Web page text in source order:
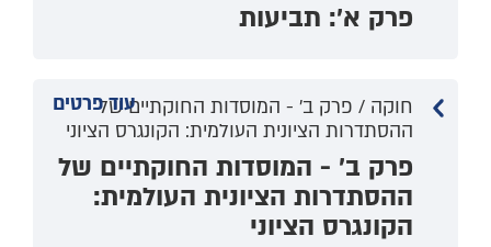
פרק א': תביעות
עוד פרטיםחוקה / פרק ב' - המוסדות החוקתיים של
ההסתדרות הציונית העולמית: הקונגרס הציוני
פרק ב' - המוסדות החוקתיים של
ההסתדרות הציונית העולמית:
הקונגרס הציוני